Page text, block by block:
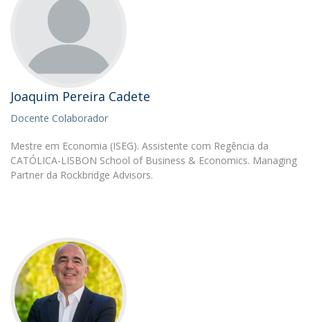
Joaquim Pereira Cadete
Docente Colaborador
Mestre em Economia (ISEG). Assistente com Regência da
CATÓLICA-LISBON School of Business & Economics. Managing
Partner da Rockbridge Advisors.